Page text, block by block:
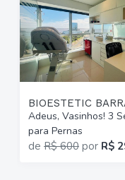
BIOESTETIC
Adeus, Vasinhos! 3
para Pernas
de R$ 600 por R$